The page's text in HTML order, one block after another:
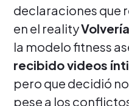
declaraciones que
en el reality
la modelo fitness
recibido videos
pero que decidió
pese a los